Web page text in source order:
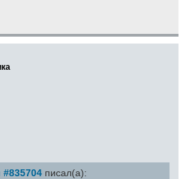
писал(а):